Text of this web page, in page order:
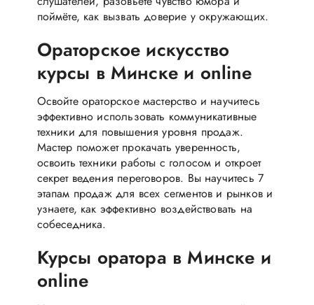
поймёте, как вызвать доверие у окружающих.
Ораторское искусство
курсы в Минске и online
Освойте ораторское мастерство и научитесь
эффективно использовать коммуникативные
техники для повышения уровня продаж.
Мастер поможет прокачать уверенность,
освоить техники работы с голосом и откроет
секрет ведения переговоров. Вы научитесь 7
этапам продаж для всех сегментов и рынков и
узнаете, как эффективно воздействовать на
собеседника.
Курсы оратора в Минске и
online